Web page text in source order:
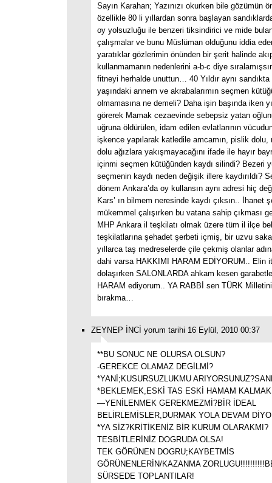
Sayın Karahan; Yazınızı okurken bile gözümün
özellikle 80 li yıllardan sonra başlayan
oy yolsuzluğu ile benzeri tiksindirici ve mide
çalışmalar ve bunu Müslüman olduğunu iddia
yaratıklar gözlerimin önünden bir şerit halinde
kullanmamanın nedenlerini a-b-c diye
fitneyi herhalde unuttun… 40 Yıldır aynı
yaşındaki annem ve akrabalarımın seçmen
olmamasına ne demeli? Daha işin başında iken
görerek Mamak cezaevinde sebepsiz yatan
uğruna öldürülen, idam edilen evlatlarının
işkence yapılarak katledile amcamın, pislik dolu,
dolu ağızlara yakışmayacağını ifade ile hayır
içinmi seçmen kütüğünden kaydı silindi? Bezeri
seçmenin kaydı neden değişik illere kaydırıldı?
dönem Ankara’da oy kullansın aynı adresi hiç
Kars’ ın bilmem neresinde kaydı çıksın.. İhanet
mükemmel çalışırken bu vatana sahip çıkması
MHP Ankara il teşkilatı olmak üzere tüm il ilçe
teşkilatlarına şehadet şerbeti içmiş, bir uzvu
yıllarca taş medreselerde çile çekmiş olanlar
dahi varsa HAKKIMI HARAM EDİYORUM.. Elin
dolaşırken SALONLARDA ahkam kesen
HARAM ediyorum.. YA RABBİ sen TÜRK
bırakma…
ZEYNEP İNCİ yorum tarihi 16 Eylül, 2010 00:37
**BU SONUC NE OLURSA OLSUN?
-GEREKCE OLAMAZ DEGİLMİ?
*YANİ;KUSURSUZLUKMU
*BEKLEMEK,ESKİ TAS ESKİ HAMAM
—YENİLENMEK GEREKMEZMİ?BİR İDEAL
BELİRLEMİSLER,DURMAK YOLA DEVAM
*YA SİZ?KRİTİKENİZ BİR KURUM OLARAKMI?
TESBİTLERİNİZ DOGRUDA OLSA!
TEK GÖRÜNEN DOGRU;KAYBETMİS
GÖRÜNENLERİN/KAZANMA
SÜRSEDE TOPLANTILAR!